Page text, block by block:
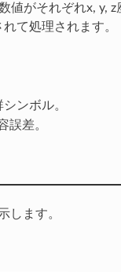
値がそれぞれx, y,
て処理されます。
ンボル。
誤差。
します。